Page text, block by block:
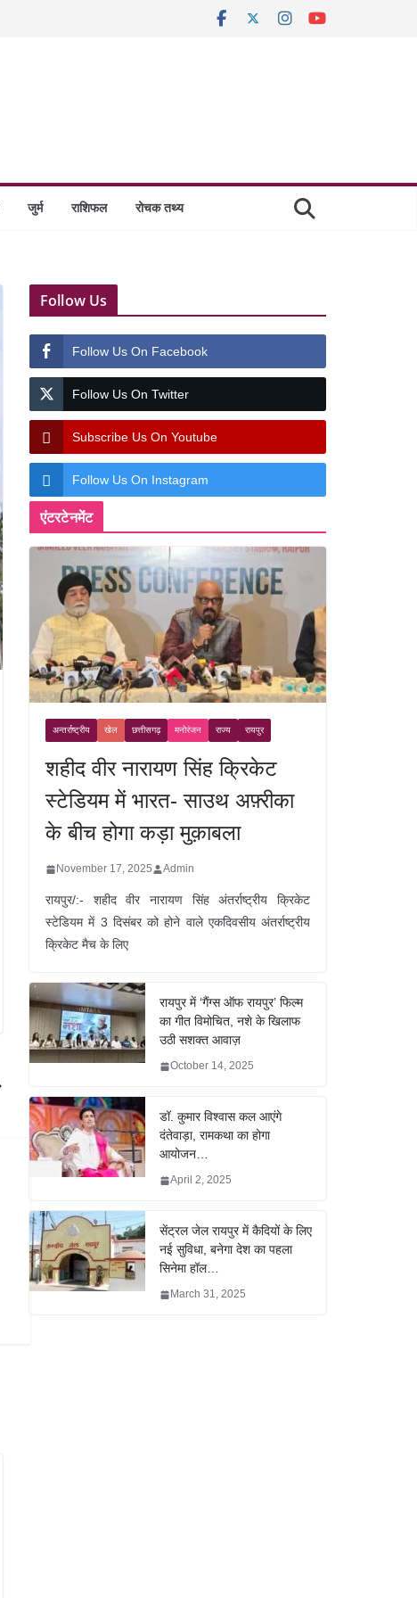
जुर्म राशिफल रोचक तथ्य
Follow Us
Follow Us On Facebook
Follow Us On Twitter
Subscribe Us On Youtube
Follow Us On Instagram
एंटरटेनमेंट
अन्तर्राष्ट्रीय खेल छत्तीसगढ़ मनोरंजन राज्य रायपुर
शहीद वीर नारायण सिंह क्रिकेट
स्टेडियम में भारत- साउथ अफ़्रीका
के बीच होगा कड़ा मुक़ाबला
November 17, 2025 Admin
रायपुर/:- शहीद वीर नारायण सिंह अंतर्राष्ट्रीय क्रिकेट
स्टेडियम में 3 दिसंबर को होने वाले एकदिवसीय अंतर्राष्ट्रीय
क्रिकेट मैच के लिए
रायपुर में ‘गैंग्स ऑफ रायपुर’ फिल्म
का गीत विमोचित, नशे के खिलाफ
उठी सशक्त आवाज़
October 14, 2025
डॉ. कुमार विश्वास कल आएंगे
दंतेवाड़ा, रामकथा का होगा
आयोजन…
April 2, 2025
सेंट्रल जेल रायपुर में कैदियों के लिए
नई सुविधा, बनेगा देश का पहला
सिनेमा हॉल…
March 31, 2025